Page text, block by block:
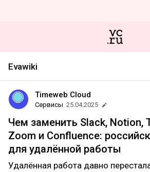
Evawiki
Timeweb Cloud
Сервисы 25.04.2025
Чем заменить Slack, Notion,
Zoom и Confluence:
для удалённой работы
Удалённая работа давно